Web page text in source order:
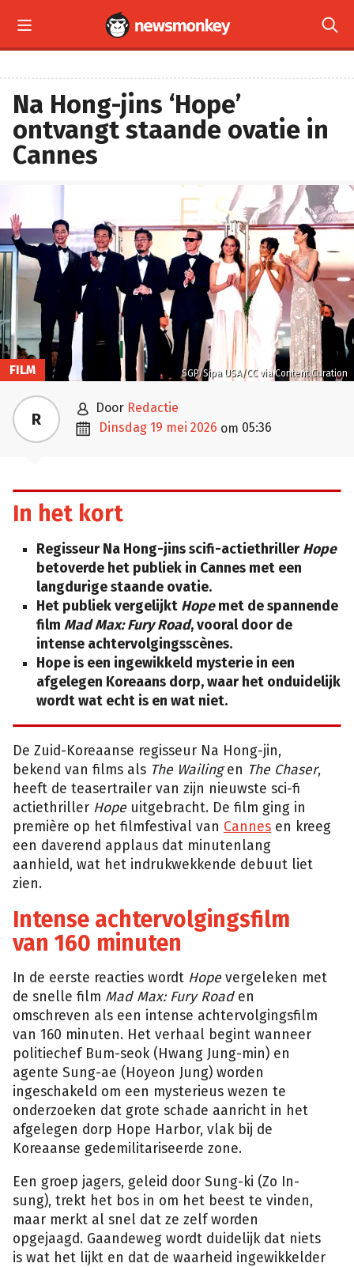
 
Na Hong-jins ‘Hope’
ontvangt staande ovatie in
Cannes
SGP/Sipa USA/CC via Content Curation
FILM
R  door Redactie
 dinsdag 19 mei 2026 om 05:36
In het kort
Regisseur Na Hong-jins scifi-actiethriller Hope
betoverde het publiek in Cannes met een
langdurige staande ovatie.
Het publiek vergelijkt Hopemet de spannende
film Mad Max: Fury Road, vooral door de
intense achtervolgingsscènes.
Hope is een ingewikkeld mysterie in een
afgelegen Koreaans dorp, waar het onduidelijk
wordt wat echt is en wat niet.
De Zuid-Koreaanse regisseur Na Hong-jin,
bekend van films als The Wailingen The Chaser,
heeft de teasertrailer van zijn nieuwste sci-fi
actiethriller Hopeuitgebracht. De film ging in
première op het filmfestival van Cannes en kreeg
een daverend applaus dat minutenlang
aanhield, wat het indrukwekkende debuut liet
zien.
Intense achtervolgingsfilm
van 160 minuten
In de eerste reacties wordt Hopevergeleken met
de snelle film Mad Max: Fury Roaden
omschreven als een intense achtervolgingsfilm
van 160 minuten. Het verhaal begint wanneer
politiechef Bum-seok (Hwang Jung-min) en
agente Sung-ae (Hoyeon Jung) worden
ingeschakeld om een mysterieus wezen te
onderzoeken dat grote schade aanricht in het
afgelegen dorp Hope Harbor, vlak bij de
Koreaanse gedemilitariseerde zone.
Een groep jagers, geleid door Sung-ki (Zo In-
sung), trekt het bos in om het beest te vinden,
maar merkt al snel dat ze zelf worden
opgejaagd. Gaandeweg wordt duidelijk dat niets
is wat het lijkt en dat de waarheid ingewikkelder